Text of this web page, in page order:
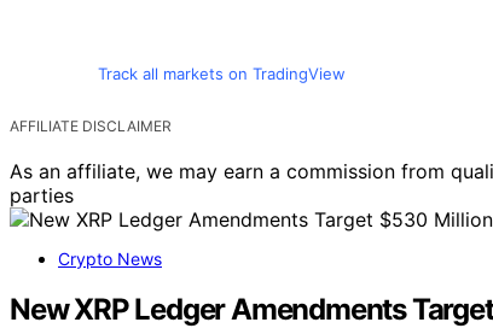
Track all markets on TradingView
AFFILIATE DISCLAIMER
As an affiliate, we may earn a commission from
parties
Crypto News
New XRP Ledger Amendments